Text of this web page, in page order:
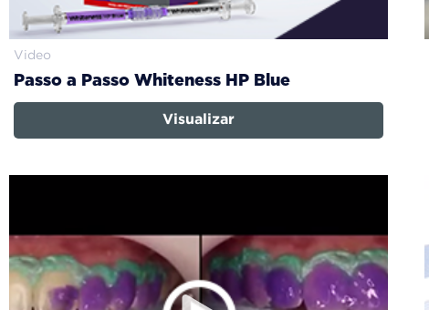
Video
Passo a Passo Whiteness HP Blue
Visualizar